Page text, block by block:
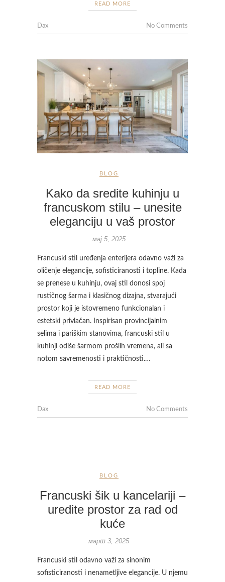
READ MORE
Dax No Comments
BLOG
Kako da sredite kuhinju u
francuskom stilu – unesite
eleganciju u vaš prostor
мај 5, 2025
Francuski stil uređenja enterijera odavno važi za
oličenje elegancije, sofisticiranosti i topline. Kada
se prenese u kuhinju, ovaj stil donosi spoj
rustičnog šarma i klasičnog dizajna, stvarajući
prostor koji je istovremeno funkcionalan i
estetski privlačan. Inspirisan provincijalnim
selima i pariškim stanovima, francuski stil u
kuhinji odiše šarmom prošlih vremena, ali sa
notom savremenosti i praktičnosti.…
READ MORE
Dax No Comments
BLOG
Francuski šik u kancelariji –
uredite prostor za rad od
kuće
март 3, 2025
Francuski stil odavno važi za sinonim
sofisticiranosti i nenametljive elegancije. U njemu